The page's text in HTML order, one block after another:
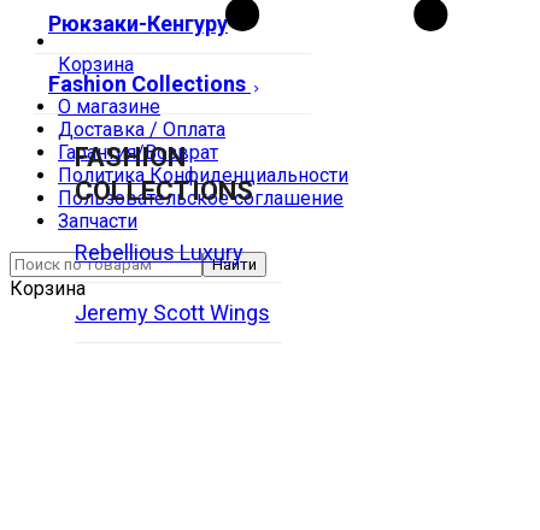
Корзина
О магазине
Доставка / Оплата
Гарантия/Возврат
Политика Конфиденциальности
Пользовательское соглашение
Запчасти
Найти
Рюкзаки-Кенгуру
Fashion Collections
FASHION
COLLECTIONS
Rebellious Luxury
Jeremy Scott Wings
Корзина